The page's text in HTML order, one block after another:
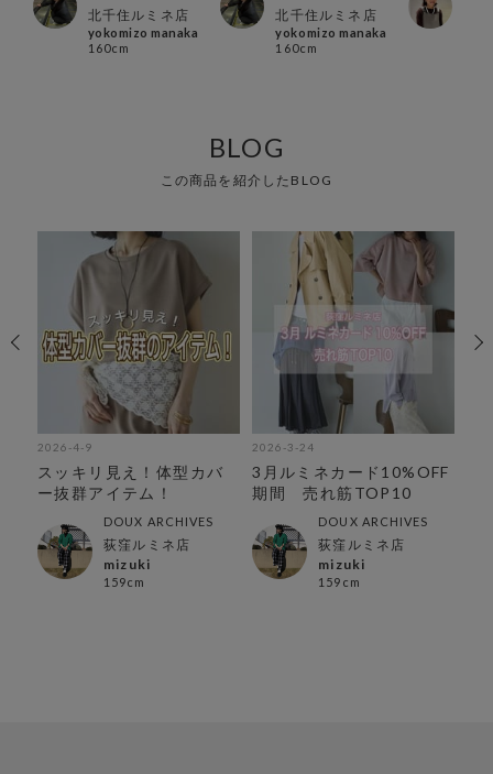
北千住ルミネ店
yokomizo manaka
160cm
北千住ルミネ店
yokomizo manaka
160cm
BLOG
この商品を紹介したBLOG
2026-4-9
スッキリ見え！体型カバ
ー抜群アイテム！
DOUX ARCHIVES
荻窪ルミネ店
mizuki
159cm
2026-3-24
3月ルミネカード10%OFF
期間 売れ筋TOP10
DOUX ARCHIVES
荻窪ルミネ店
mizuki
159cm